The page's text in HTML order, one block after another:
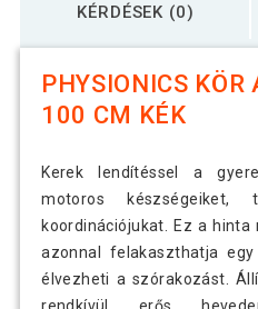
KÉRDÉSEK (0)
PHYSIONICS
100 CM KÉK
Kerek lendítéssel a
motoros készségeiket,
koordinációjukat. Ez a
azonnal felakaszthatja
élvezheti a szórakozást.